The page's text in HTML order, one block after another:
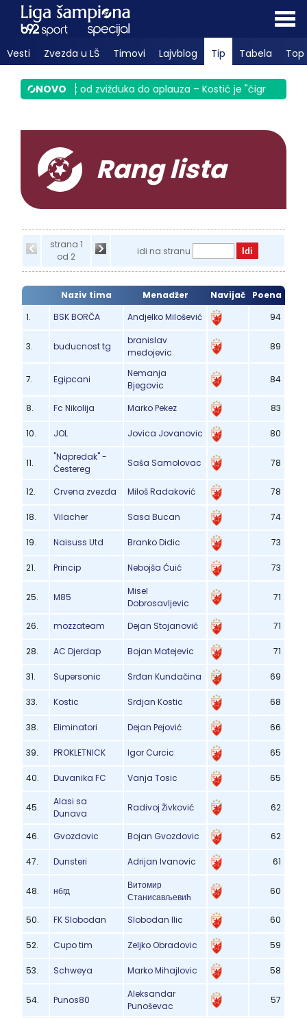
Vesti Zvezda u LŠ Timovi Lajvblog Tip Tabela Top
NOVO
Srbiju| Sek od zvižduka do aplauza – Kostić je "čigra" VIDEO
Rang lista
strana 1
od 2
idi na stranu
Naziv tima Menadžer Navijač
Poena
1.
BSK BORČA Andjelko Milošević 94
3. buducnost tg
branislav
medojevic
89
7. Egipcani
Nemanja
Bjegovic
84
8. Fc Nikolija Marko Pekez 83
10. JOL Jovica Jovanovic 80
11.
"Napredak" -
Čestereg
Saša Samolovac 78
12. Crvena zvezda Miloš Radaković 78
18. Vilacher Sasa Bucan 74
19. Naisuss Utd Branko Didic 73
21. Princip Nebojša Ćuić 73
25. M85
Misel
Dobrosavljevic
71
26. mozzateam Dejan Stojanović 71
28. AC Djerdap Bojan Matejevic 71
31. Supersonic Srđan Kundačina 69
33. Kostic Srdjan Kostic 68
38. Eliminatori Dejan Pejović 66
39. PROKLETNICK Igor Curcic 65
40. Duvanika FC Vanja Tosic 65
45.
Alasi sa
Dunava
Radivoj Živković 62
46. Gvozdovic Bojan Gvozdovic 62
47. Dunsteri Adrijan Ivanovic 61
48. нбгд
Витомир
Станисављевић
60
50. FK Slobodan Slobodan Ilic 60
52. Cupo tim Zeljko Obradovic 59
53. Schweya Marko Mihajlovic 58
54. Punos80
Aleksandar
Punoševac
57